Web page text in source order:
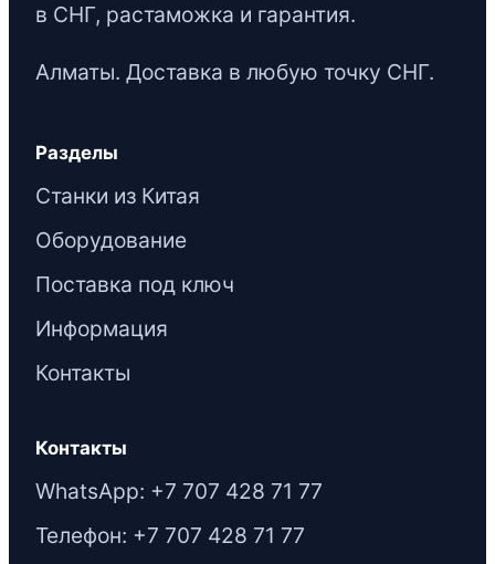
в СНГ, растаможка и гарантия.
Алматы. Доставка в любую точку СНГ.
Разделы
Станки из Китая
Оборудование
Поставка под ключ
Информация
Контакты
Контакты
WhatsApp: +7 707 428 71 77
Телефон: +7 707 428 71 77